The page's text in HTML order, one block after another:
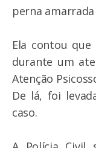
perna
Ela contou que
durante um
Atenção
De lá, foi
caso.